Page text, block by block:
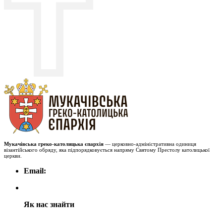
Мукачівська греко-католицька єпархія — церковно-адміністративна одиниця
візантійського обряду, яка підпорядковується напряму Святому Престолу католицької
церкви.
Email:
Як нас знайти